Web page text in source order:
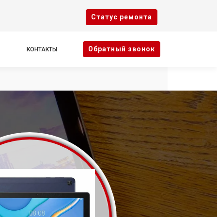
Cтатус ремонта
КОНТАКТЫ Oбратный звонок